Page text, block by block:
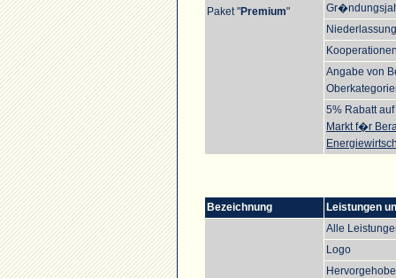
Paket "Premium"
Angabe von
5% Rabatt
Markt f�r
Bezeichnung Leistungen
Alle
Logo